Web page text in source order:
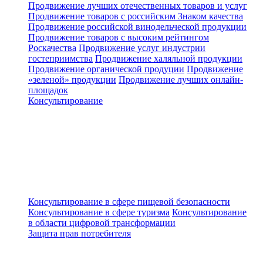
Продвижение лучших отечественных товаров и услуг
Продвижение товаров с российским Знаком качества
Продвижение российской винодельческой продукции
Продвижение товаров с высоким рейтингом
Роскачества Продвижение услуг индустрии
гостеприимства Продвижение халяльной продукции
Продвижение органической продуции Продвижение
«зеленой» продукции Продвижение лучших онлайн-
площадок
Консультирование
Консультирование в сфере пищевой безопасности
Консультирование в сфере туризма Консультирование
в области цифровой трансформации
Защита прав потребителя